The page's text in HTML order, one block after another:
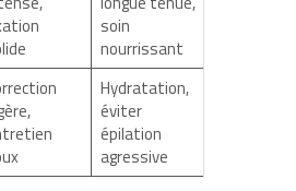
soin
nourrissant
Hydratation,
éviter
épilation
agressive